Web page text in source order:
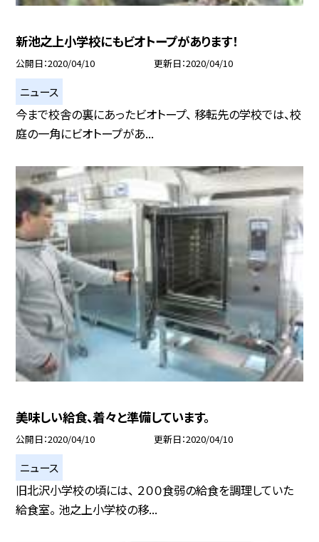
新池之上小学校にもビオトープがあります！
公開日 2020/04/10 更新日 2020/04/10
ニュース
今まで校舎の裏にあったビオトープ、 移転先の学校では、校
庭の一角にビオトープがあ...
美味しい給食、着々と準備しています。
公開日 2020/04/10 更新日 2020/04/10
ニュース
旧北沢小学校の頃には、 ２００食弱の給食を調理していた
給食室。 池之上小学校の移...